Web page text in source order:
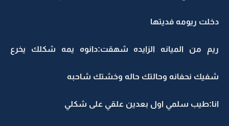
دخلت ريومه فديتها
ريم من الميانه الزايده شهقت:دانوه يمه شكلك يخرع
شفيك نحفانه وحالتك حاله وخشتك شاحبه
انا:طيب سلمي اول بعدين علقي على شكلي